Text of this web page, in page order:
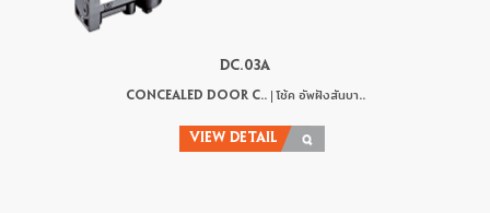
DC.03A
CONCEALED DOOR C.. | โช้ค อัพฝังสันบา..
VIEW DETAIL